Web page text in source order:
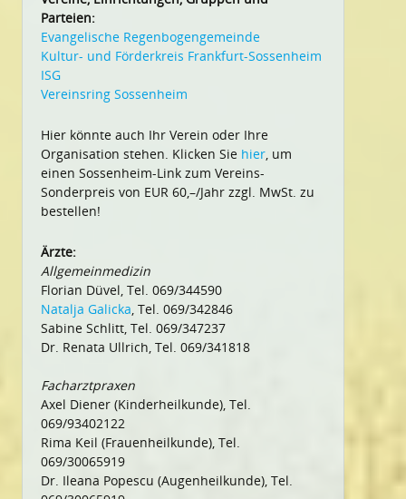
Parteien:
Evangelische Regenbogengemeinde
Kultur- und Förderkreis Frankfurt-Sossenheim
ISG
Vereinsring Sossenheim
Hier könnte auch Ihr Verein oder Ihre
Organisation stehen. Klicken Sie hier, um
einen Sossenheim-Link zum Vereins-
Sonderpreis von EUR 60,–/Jahr zzgl. MwSt. zu
bestellen!
Ärzte:
Allgemeinmedizin
Florian Düvel, Tel. 069/344590
Natalja Galicka, Tel. 069/342846
Sabine Schlitt, Tel. 069/347237
Dr. Renata Ullrich, Tel. 069/341818
Facharztpraxen
Axel Diener (Kinderheilkunde), Tel.
069/93402122
Rima Keil (Frauenheilkunde), Tel.
069/30065919
Dr. Ileana Popescu (Augenheilkunde), Tel.